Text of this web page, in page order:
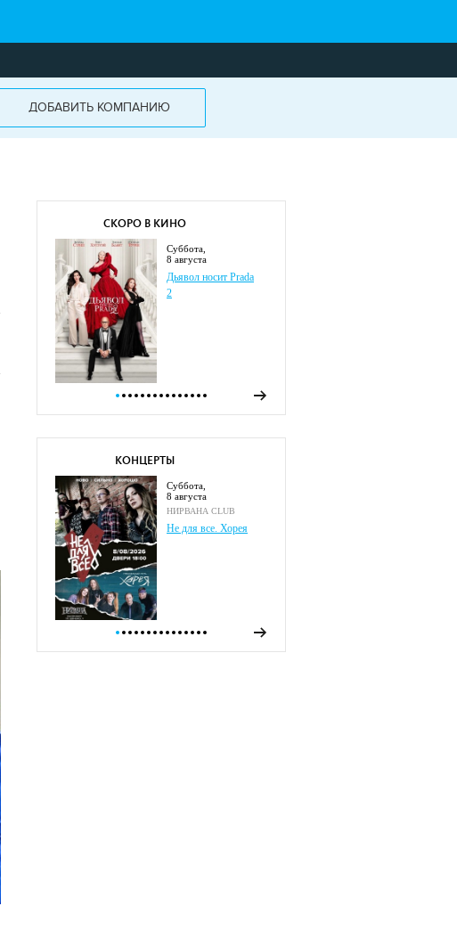
ДОБАВИТЬ КОМПАНИЮ
СКОРО В КИНО
суббота,
8 августа
Дьявол носит Prada
2
КОНЦЕРТЫ
суббота,
8 августа
НИРВАНА CLUB
Не для все. Хорея